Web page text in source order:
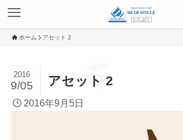
ホーム アセット 2
アセット 2
2016
9/05
2016年9月5日